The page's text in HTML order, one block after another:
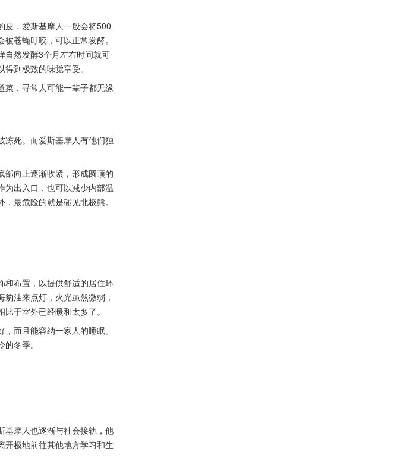
，爱斯基摩人一般会将500
苍蝇叮咬，可以正常发酵。
自然发酵3个月左右时间就可
到极致的味觉享受。
菜，寻常人可能一辈子都无缘
冻死。而爱斯基摩人有他们独
部向上逐渐收紧，形成圆顶的
为出入口，也可以减少内部温
最危险的就是碰见北极熊。
和布置，以提供舒适的居住环
油来点灯，火光虽然微弱，
于室外已经暖和太多了。
而且能容纳一家人的睡眠。
冬季。
基摩人也逐渐与社会接轨，他
开极地前往其他地方学习和生